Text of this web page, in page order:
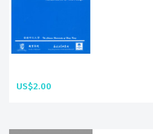
US$2.00